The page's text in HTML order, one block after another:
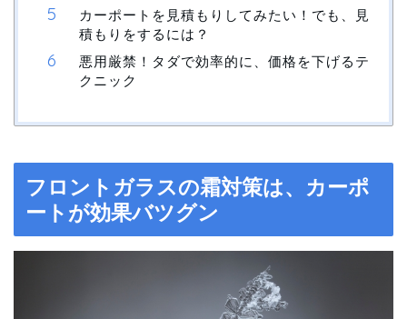
カーポートを見積もりしてみたい！でも、見
積もりをするには？
悪用厳禁！タダで効率的に、価格を下げるテ
クニック
フロントガラスの霜対策は、カーポ
ートが効果バツグン